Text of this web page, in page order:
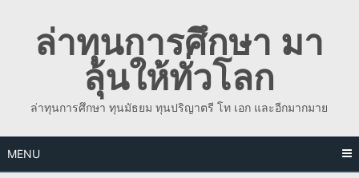
contentล่าทุนการศึกษา มา
ลุ้นให้ทั่วโลก
ล่าทุนการศึกษา ทุนมัธยม ทุนปริญาตรี โท เอก และอีกมากมาย
MENU